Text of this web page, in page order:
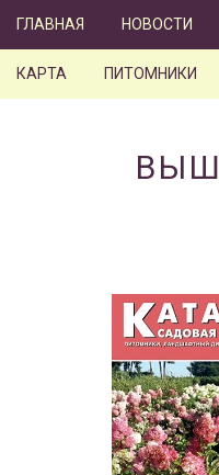
ГЛАВНАЯ НОВОСТИ
КАРТА ПИТОМНИКИ